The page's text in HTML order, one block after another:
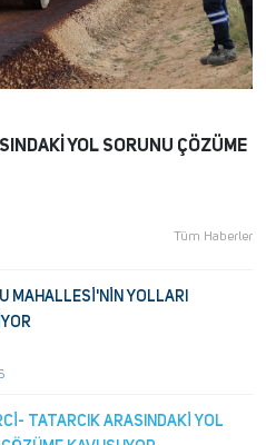
HAMAMI' HİZMETİ DEVAM
Tüm Haberler
MAHALLESİ'NİN YOLLARI
TATARCIK ARASINDAKİ YOL